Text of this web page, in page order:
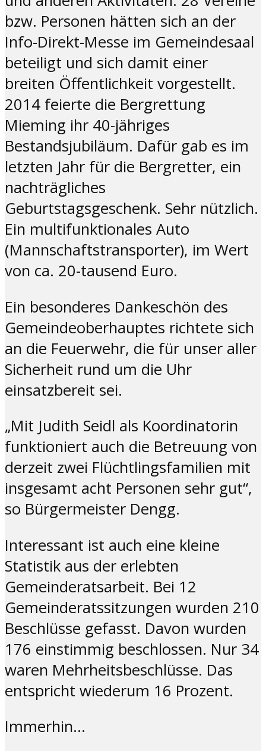
bzw. Personen hätten sich an der
Info-Direkt-Messe im Gemeindesaal
beteiligt und sich damit einer
breiten Öffentlichkeit vorgestellt.
2014 feierte die Bergrettung
Mieming ihr 40-jähriges
Bestandsjubiläum. Dafür gab es im
letzten Jahr für die Bergretter, ein
nachträgliches
Geburtstagsgeschenk. Sehr nützlich.
Ein multifunktionales Auto
(Mannschaftstransporter), im Wert
von ca. 20-tausend Euro.
Ein besonderes Dankeschön des
Gemeindeoberhauptes richtete sich
an die Feuerwehr, die für unser aller
Sicherheit rund um die Uhr
einsatzbereit sei.
„Mit Judith Seidl als Koordinatorin
funktioniert auch die Betreuung von
derzeit zwei Flüchtlingsfamilien mit
insgesamt acht Personen sehr gut“,
so Bürgermeister Dengg.
Interessant ist auch eine kleine
Statistik aus der erlebten
Gemeinderatsarbeit. Bei 12
Gemeinderatssitzungen wurden 210
Beschlüsse gefasst. Davon wurden
176 einstimmig beschlossen. Nur 34
waren Mehrheitsbeschlüsse. Das
entspricht wiederum 16 Prozent.
Immerhin…